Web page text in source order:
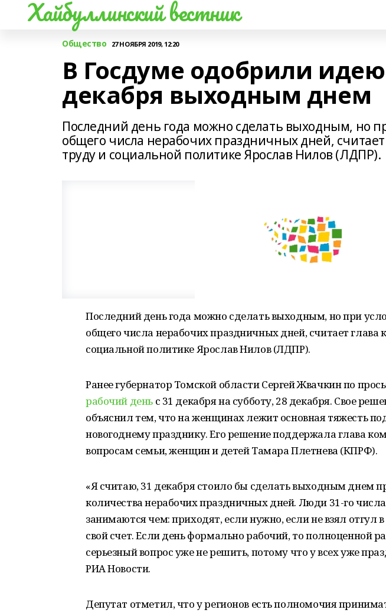
Хайбуллинский вестник
Общество 27 НОЯБРЯ 2019, 12:20
В Госдуме одобрили идею
декабря выходным днем
Последний день года можно сделать выходным, но
общего числа нерабочих праздничных дней, считает
труду и социальной политике Ярослав Нилов (ЛДПР).
Последний день года можно сделать выходным, но при
общего числа нерабочих праздничных дней, считает глава
социальной политике Ярослав Нилов (ЛДПР).
Ранее губернатор Томской области Сергей Жвачкин по
рабочий деньс 31 декабря на субботу, 28 декабря. Свое
объяснил тем, что на женщинах лежит основная тяжесть
новогоднему празднику. Его решение поддержала глава
вопросам семьи, женщин и детей Тамара Плетнева (КПРФ).
«Я считаю, 31 декабря стоило бы сделать выходным днем
количества нерабочих праздничных дней. Люди 31-го
занимаются чем: приходят, если нужно, если не взял отгул в
свой счет. Если день формально рабочий, то полноценной
серьезный вопрос уже не решить, потому что у всех уже
РИА Новости.
Депутат отметил, что у регионов есть полномочия